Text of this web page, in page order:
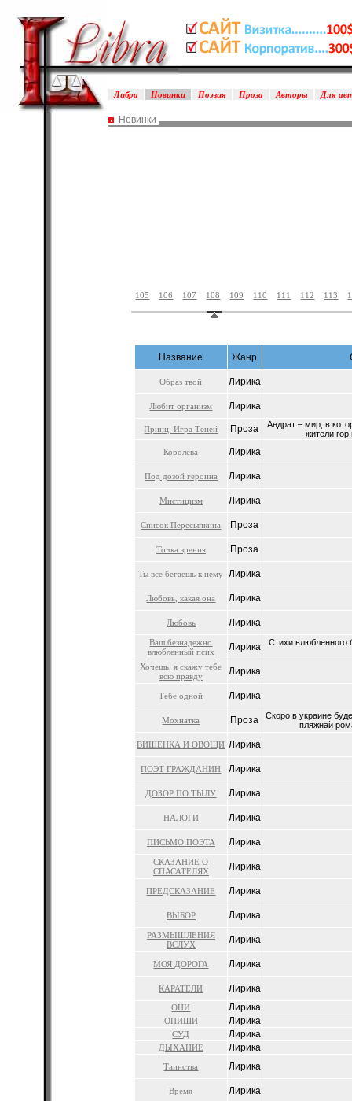
Либра Новинки Поэзия Проза Авторы Для
Новинки
105 106 107 108 109 110 111 112 113
Название Жанр
Образ твой Лирика
Любит организм Лирика
Принц: Игра Теней Проза
Андрат – мир, в
жители
Королева
Лирика
Под дозой героина Лирика
Мистицизм Лирика
Список Пересыпкина Проза
Точка зрения Проза
Ты все бегаешь к нему Лирика
Любовь, какая она Лирика
Любовь Лирика
Ваш безнадежно
влюбленный псих
Лирика Стихи влюбленного
Хочешь, я скажу тебе
всю правду
Лирика
Тебе одной Лирика
Мохнатка Проза
Скоро в украине
пляжнай
ВИШЕНКА И ОВОЩИ Лирика
ПОЭТ ГРАЖДАНИН Лирика
ДОЗОР ПО ТЫЛУ Лирика
НАЛОГИ Лирика
ПИСЬМО ПОЭТА Лирика
СКАЗАНИЕ О
СПАСАТЕЛЯХ
Лирика
ПРЕДСКАЗАНИЕ Лирика
ВЫБОР Лирика
РАЗМЫШЛЕНИЯ
ВСЛУХ
Лирика
МОЯ ДОРОГА Лирика
КАРАТЕЛИ Лирика
ОНИ Лирика
ОПИШИ Лирика
СУД Лирика
ДЫХАНИЕ Лирика
Таинства Лирика
Время Лирика